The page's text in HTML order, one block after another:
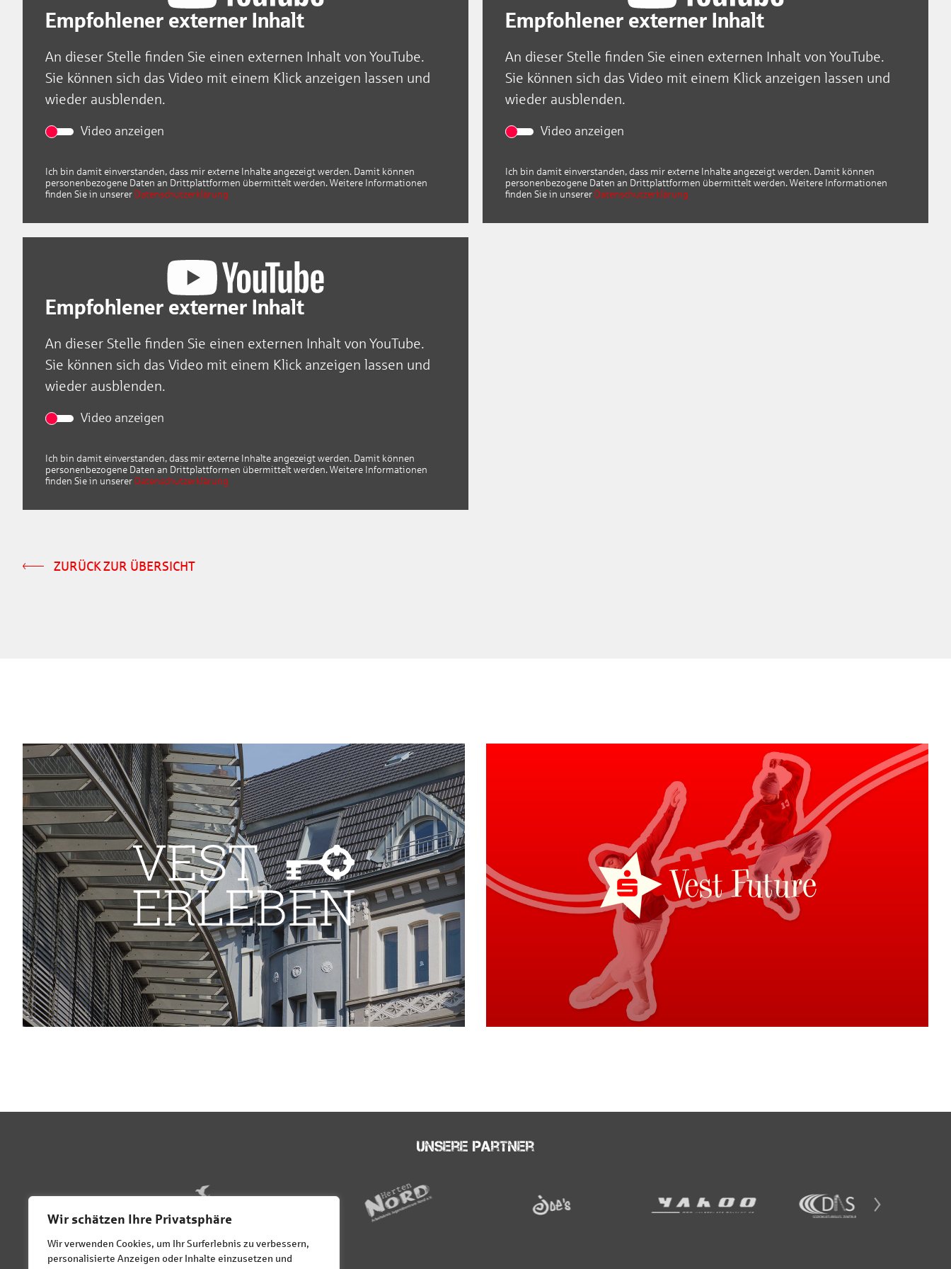
Wir schätzen Ihre Privatsphäre
Wir verwenden Cookies, um Ihr Surferlebnis zu verbessern,
personalisierte Anzeigen oder Inhalte einzusetzen und
Empfohlener externer Inhalt
An dieser Stelle finden Sie einen externen Inhalt von YouTube.
Sie können sich das Video mit einem Klick anzeigen lassen und
wieder ausblenden.
Video anzeigen
Ich bin damit einverstanden, dass mir externe Inhalte angezeigt werden. Damit können
personenbezogene Daten an Drittplattformen übermittelt werden. Weitere Informationen
finden Sie in unserer Datenschutzerklärung
Empfohlener externer Inhalt
An dieser Stelle finden Sie einen externen Inhalt von YouTube.
Sie können sich das Video mit einem Klick anzeigen lassen und
wieder ausblenden.
Video anzeigen
Ich bin damit einverstanden, dass mir externe Inhalte angezeigt werden. Damit können
personenbezogene Daten an Drittplattformen übermittelt werden. Weitere Informationen
finden Sie in unserer Datenschutzerklärung
Empfohlener externer Inhalt
An dieser Stelle finden Sie einen externen Inhalt von YouTube.
Sie können sich das Video mit einem Klick anzeigen lassen und
wieder ausblenden.
Video anzeigen
Ich bin damit einverstanden, dass mir externe Inhalte angezeigt werden. Damit können
personenbezogene Daten an Drittplattformen übermittelt werden. Weitere Informationen
finden Sie in unserer Datenschutzerklärung
ZURÜCK ZUR ÜBERSICHT
Unsere Partner